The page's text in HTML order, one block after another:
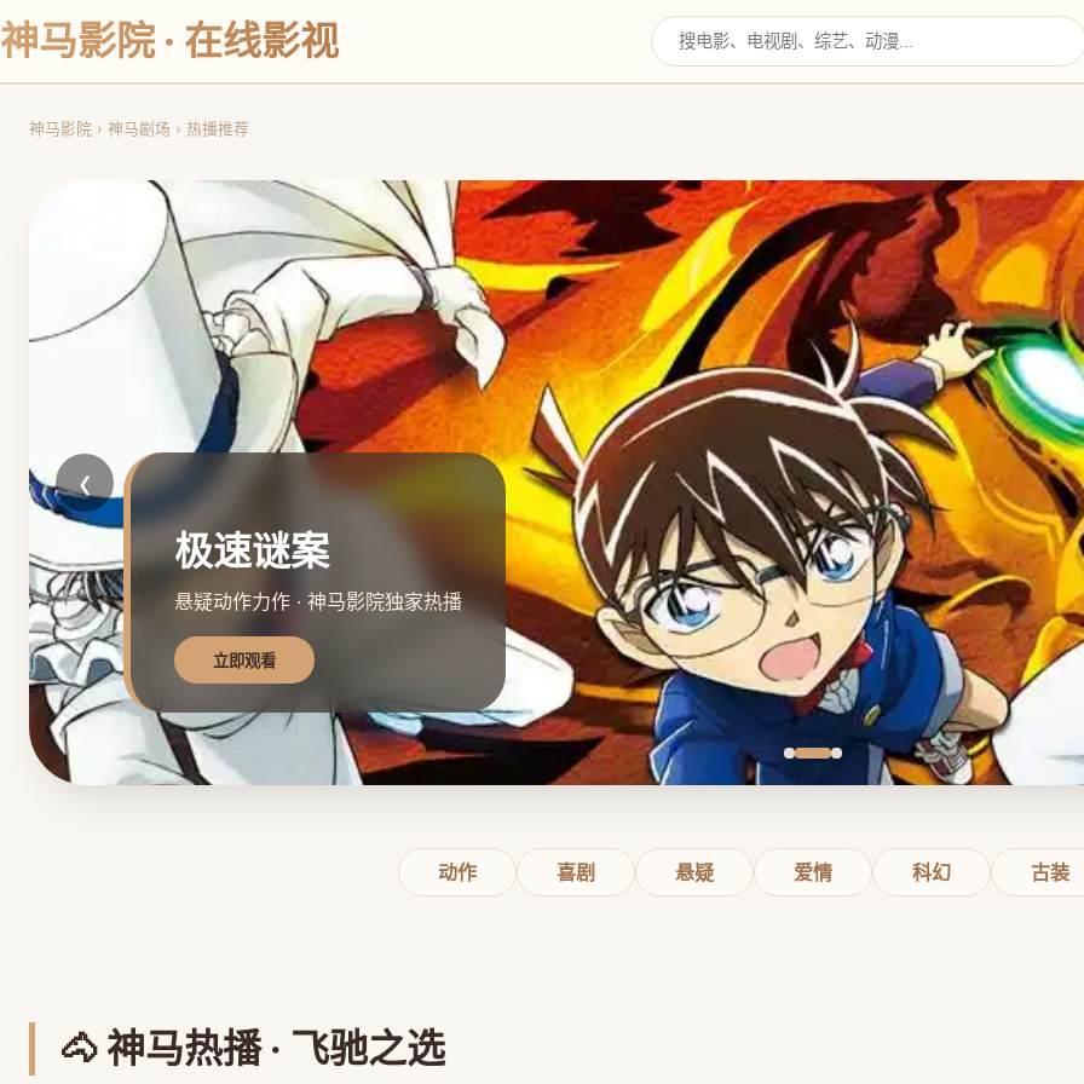
神马影院 · 在线影视
神马影院 › 神马剧场 › 热播推荐
极速谜案
悬疑动作力作 · 神马影院独家热播
立即观看
‹
动作 喜剧 悬疑 爱情 科幻 古装
🐴 神马热播 · 飞驰之选